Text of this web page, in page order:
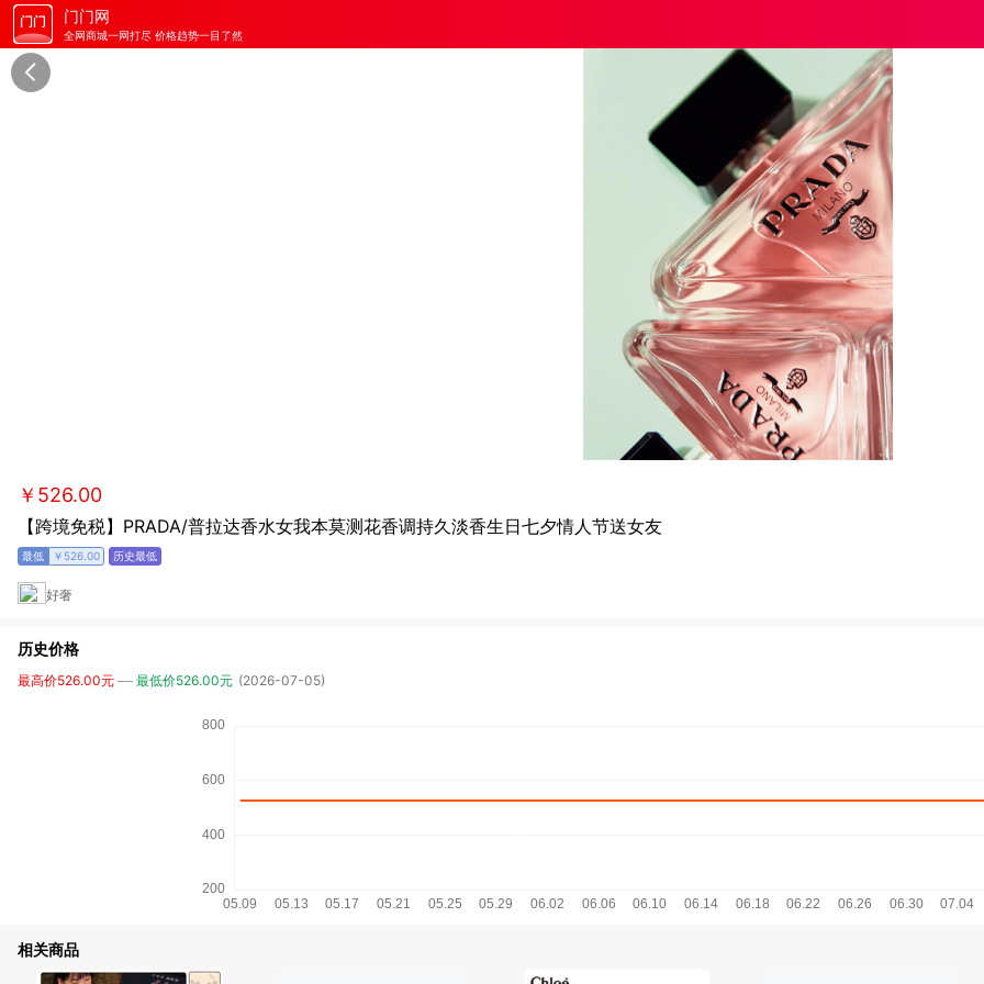
门门网
全网商城一网打尽 价格趋势一目了然
￥526.00
【跨境免税】PRADA/普拉达香水女我本莫测花香调持久淡香生日七夕情人节送女友
￥526.00
好奢
历史价格
最高价526.00元 最低价526.00元 (2026-07-05)
相关商品